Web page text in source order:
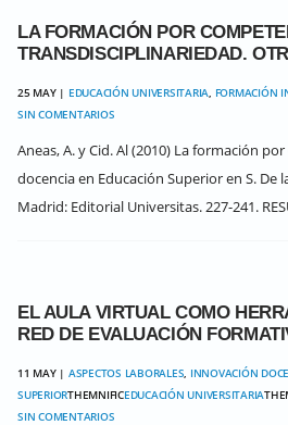
LA FORMACIÓN POR
TRANSDISCIPLINARIEDAD.
25 MAY | EDUCACIÓN UNIVERSITARIA, FORMACIÓN
SIN COMENTARIOS
Aneas, A. y Cid. Al (2010) La formación
docencia en Educación Superior en S.
Madrid: Editorial Universitas. 227-241.
EL AULA VIRTUAL COMO
RED DE EVALUACIÓN
11 MAY | ASPECTOS LABORALES, INNOVACIÓN
SUPERIORTHEMNIFICEDUCACIÓN UNIVERSITARIA
SIN COMENTARIOS